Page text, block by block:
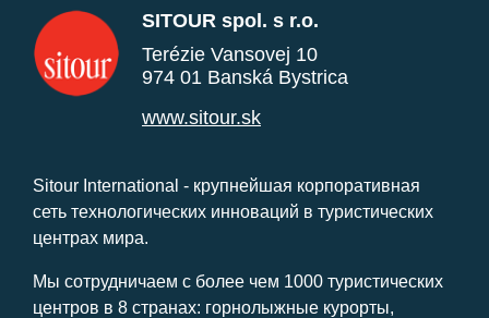
SITOUR spol. s r.o.
Terézie Vansovej 10
974 01 Banská Bystrica
www.sitour.sk
Sitour International - крупнейшая корпоративная
сеть технологических инноваций в туристических
центрах мира.
Мы сотрудничаем с более чем 1000 туристических
центров в 8 странах: горнолыжные курорты,